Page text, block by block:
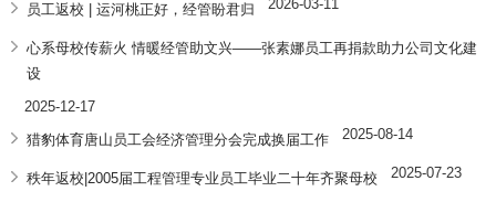
员工返校 | 运河桃正好，经管盼君归 2026-03-11
心系母校传薪火 情暖经管助文兴——张素娜员工再捐款助力公司文化建
设
2025-12-17
猎豹体育唐山员工会经济管理分会完成换届工作
2025-08-14
秩年返校|2005届工程管理专业员工毕业二十年齐聚母校 2025-07-23